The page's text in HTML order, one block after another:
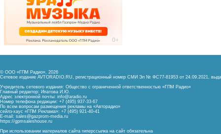
© ООО «ГПМ Радио», 2026
Сетевое издание AVTORADIO.RU, регистрационный номер СМИ Эл № ФС77-81953 от 24.09.2021,
Учредитель сетевого издания: Общество с ограниченной ответственностью «ГПМ Радио»
Главный редактор: Ипатова И.Ю.
Адрес электронной почты: info@aradio.ru
Номер телефона редакции: +7 (495) 937-33-67
По всем вопросам размещения рекламы на «Авторадио»
сейлз-хаус «ГПМ Реклама»: +7 (495) 921-40-41
E-mail: sales@gazprom-media.ru
https://gpmsaleshouse.ru
При использовании материалов сайта гиперссылка на сайт обязательна